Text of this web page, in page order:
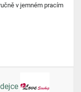
v jemném pracím